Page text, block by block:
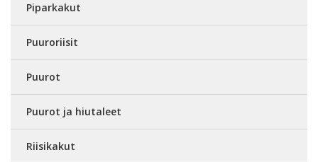
Piparkakut
Puuroriisit
Puurot
Puurot ja hiutaleet
Riisikakut